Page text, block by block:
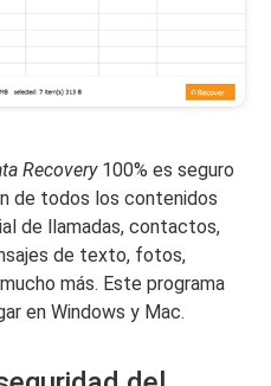
Recovery100% es seguro
de todos los contenidos
de llamadas, contactos,
de texto, fotos,
más. Este programa
en Windows y Mac.